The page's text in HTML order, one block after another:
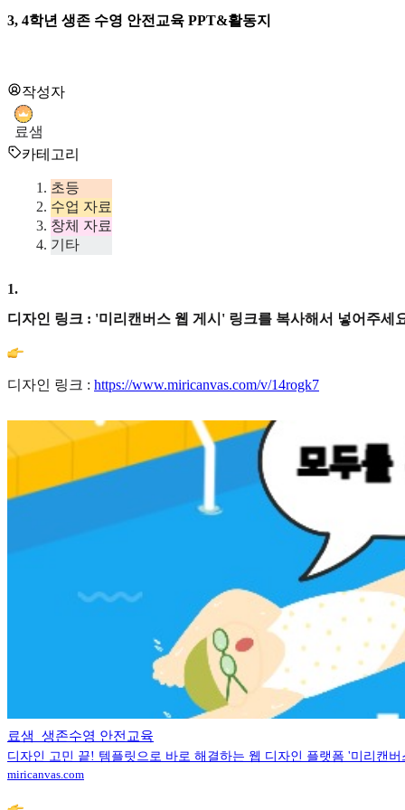
3, 4학년 생존 수영 안전교육 PPT&활동지
작성자
료샘
카테고리
초등
수업 자료
창체 자료
기타
1.
디자인 링크 : '미리캔버스 웹 게시' 링크를 복사해서 넣어주세
디자인 링크 : https://www.miricanvas.com/v/14rogk7
료샘_생존수영 안전교육
디자인 고민 끝! 템플릿으로 바로 해결하는 웹 디자인 플랫폼 '미리캔버
miricanvas.com